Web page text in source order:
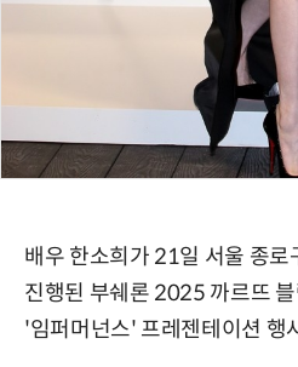
배우 한소희가 21일 서울 종로
진행된 부쉐론 2025 까르뜨
'임퍼머넌스' 프레젠테이션 행